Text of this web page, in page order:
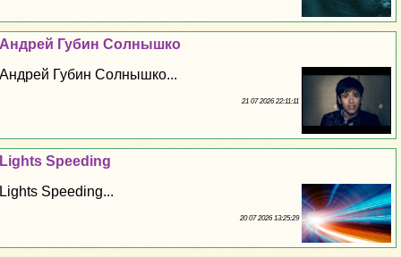
Андрей Губин Солнышко
Андрей Губин Солнышко...
21 07 2026 22:11:11
Lights Speeding
Lights Speeding...
20 07 2026 13:25:29